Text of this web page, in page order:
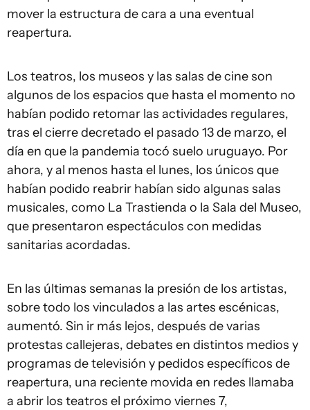
mover la estructura de cara a una eventual
reapertura.
Los teatros, los museos y las salas de cine son
algunos de los espacios que hasta el momento no
habían podido retomar las actividades regulares,
tras el cierre decretado el pasado 13 de marzo, el
día en que la pandemia tocó suelo uruguayo. Por
ahora, y al menos hasta el lunes, los únicos que
habían podido reabrir habían sido algunas salas
musicales, como La Trastienda o la Sala del Museo,
que presentaron espectáculos con medidas
sanitarias acordadas.
En las últimas semanas la presión de los artistas,
sobre todo los vinculados a las artes escénicas,
aumentó. Sin ir más lejos, después de varias
protestas callejeras, debates en distintos medios y
programas de televisión y pedidos específicos de
reapertura, una reciente movida en redes llamaba
a abrir los teatros el próximo viernes 7,